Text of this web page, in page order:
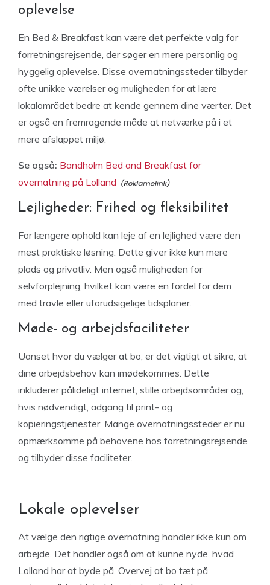
oplevelse
En Bed & Breakfast kan være det perfekte valg for
forretningsrejsende, der søger en mere personlig og
hyggelig oplevelse. Disse overnatningssteder tilbyder
ofte unikke værelser og muligheden for at lære
lokalområdet bedre at kende gennem dine værter. Det
er også en fremragende måde at netværke på i et
mere afslappet miljø.
Se også: Bandholm Bed and Breakfast for
overnatning på Lolland
Lejligheder: Frihed og fleksibilitet
For længere ophold kan leje af en lejlighed være den
mest praktiske løsning. Dette giver ikke kun mere
plads og privatliv. Men også muligheden for
selvforplejning, hvilket kan være en fordel for dem
med travle eller uforudsigelige tidsplaner.
Møde- og arbejdsfaciliteter
Uanset hvor du vælger at bo, er det vigtigt at sikre, at
dine arbejdsbehov kan imødekommes. Dette
inkluderer pålideligt internet, stille arbejdsområder og,
hvis nødvendigt, adgang til print- og
kopieringstjenester. Mange overnatningssteder er nu
opmærksomme på behovene hos forretningsrejsende
og tilbyder disse faciliteter.
Lokale oplevelser
At vælge den rigtige overnatning handler ikke kun om
arbejde. Det handler også om at kunne nyde, hvad
Lolland har at byde på. Overvej at bo tæt på